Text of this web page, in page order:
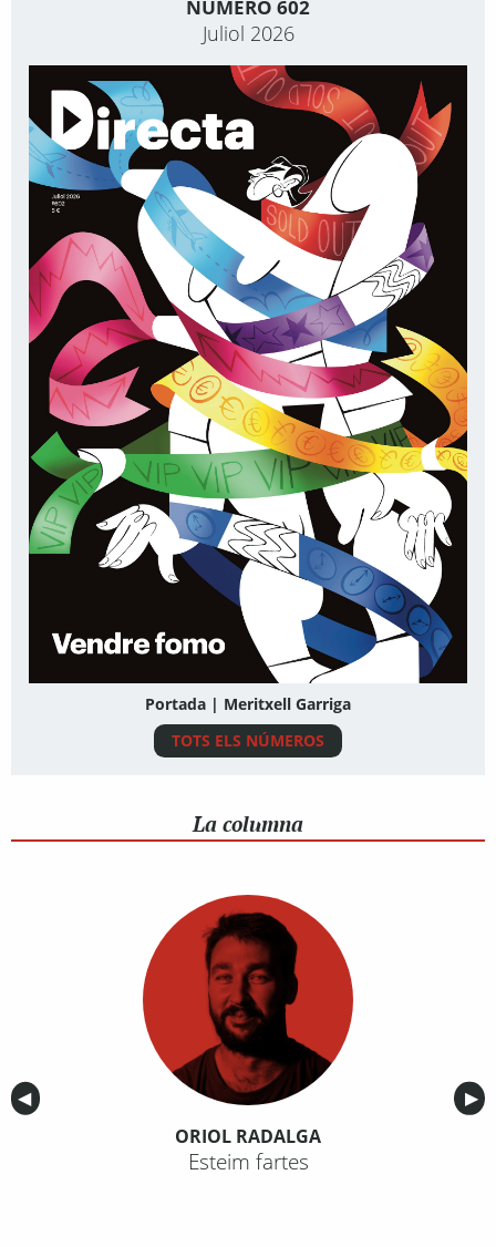
NÚMERO 602
Juliol 2026
Portada | Meritxell Garriga
TOTS ELS NÚMEROS
La columna
Anterior
◀︎ ▶︎
ORIOL RADALGA
Esteim fartes